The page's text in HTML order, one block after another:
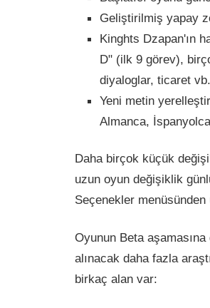
Geliştirilmiş yapay
Kinghts Dzapan'ın
D" (ilk 9 görev),
diyaloglar, ticaret
Yeni metin
Almanca,
Daha birçok küçük
uzun oyun değişiklik
Seçenekler menüsünden
Oyunun Beta
alınacak daha fazla
birkaç alan var: